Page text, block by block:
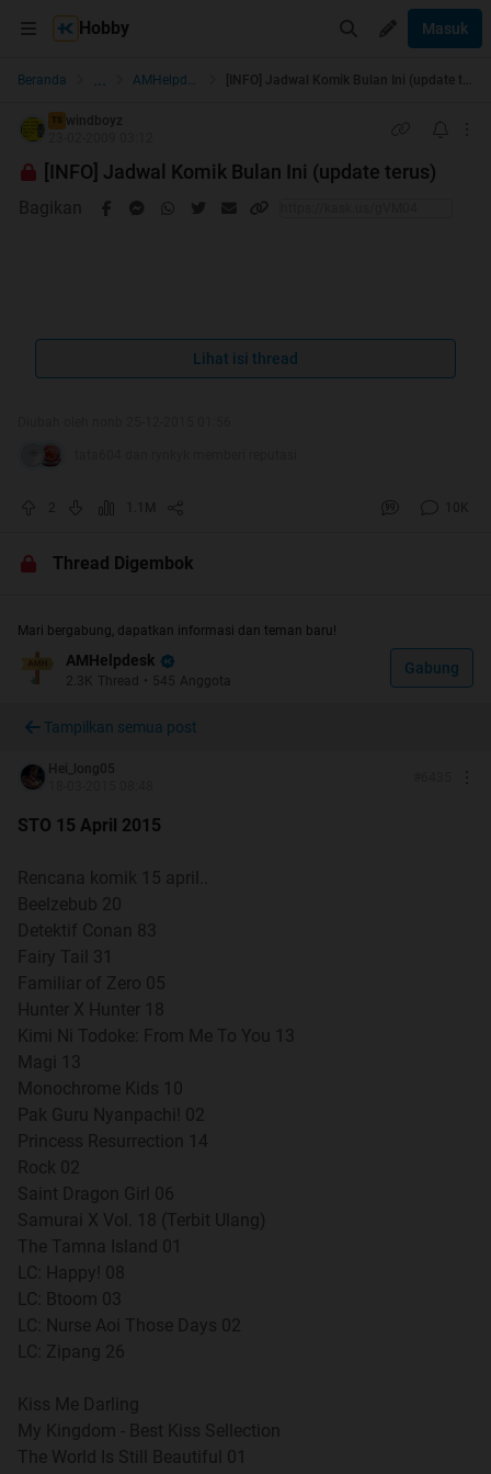
Hobby Masuk
Beranda ... AMHelpdesk
TS windboyz
[INFO] Jadwal Komik Bulan Ini (update terus)
Bagikan
Quote:
REKAP JADWAL DAN REVIEW TAHUN 2014
JADWAL TERBIT KOMIK 2015
Quote:
14 Januari
21 Januari
28 Januari
Februari
4 Februari
25 Februari
Maret
Quote:
3 Maret
11 Maret
18 Maret
25 Maret
April
Quote:
Mei
Lihat isi thread
2
Thread Digembok
Mari bergabung, dapatkan informasi dan teman baru!
AMHelpdesk
2.3K Thread • 545 Anggota
Gabung
Tampilkan semua post
Hei_long05
STO 15 April 2015
Rencana komik 15 april..
Beelzebub 20
Detektif Conan 83
Fairy Tail 31
Familiar of Zero 05
Hunter X Hunter 18
Kimi Ni Todoke: From Me To You 13
Magi 13
Monochrome Kids 10
Pak Guru Nyanpachi! 02
Princess Resurrection 14
Rock 02
Saint Dragon Girl 06
Samurai X Vol. 18 (Terbit Ulang)
The Tamna Island 01
LC: Happy! 08
LC: Btoom 03
LC: Nurse Aoi Those Days 02
LC: Zipang 26
Kiss Me Darling
My Kingdom - Best Kiss Sellection
The World Is Still Beautiful 01